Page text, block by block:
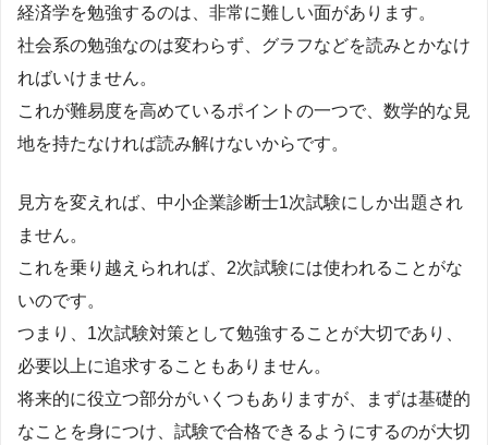
経済学を勉強するのは、非常に難しい面があります。
社会系の勉強なのは変わらず、グラフなどを読みとかなけ
ればいけません。
これが難易度を高めているポイントの一つで、数学的な見
地を持たなければ読み解けないからです。
見方を変えれば、中小企業診断士1次試験にしか出題され
ません。
これを乗り越えられれば、2次試験には使われることがな
いのです。
つまり、1次試験対策として勉強することが大切であり、
必要以上に追求することもありません。
将来的に役立つ部分がいくつもありますが、まずは基礎的
なことを身につけ、試験で合格できるようにするのが大切